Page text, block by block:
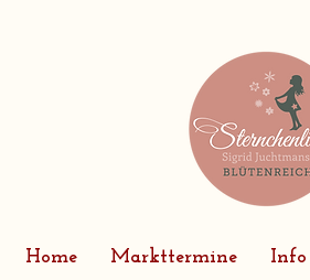
Home Markttermine Info